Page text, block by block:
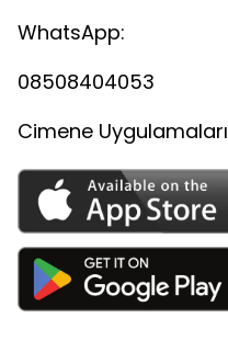
WhatsApp:
08508404053
Cimene Uygulamaları